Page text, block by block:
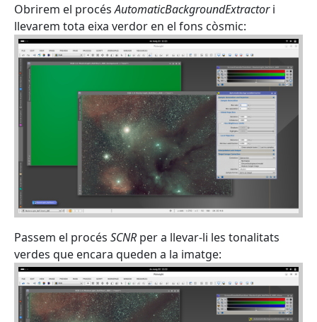
Obrirem el procésAutomaticBackgroundExtractori
llevarem tota eixa verdor en el fons còsmic:
Passem el procés SCNR per a llevar-li les tonalitats
verdes que encara queden a la imatge: